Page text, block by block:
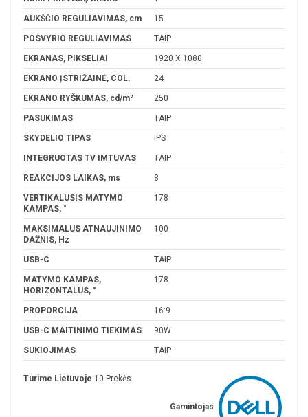
AUKŠČIO REGULIAVIMAS, cm 15
POSVYRIO REGULIAVIMAS TAIP
EKRANAS, PIKSELIAI 1920 X 1080
EKRANO ĮSTRIŽAINĖ, COL. 24
EKRANO RYŠKUMAS, cd/m² 250
PASUKIMAS TAIP
SKYDELIO TIPAS IPS
INTEGRUOTAS TV IMTUVAS TAIP
REAKCIJOS LAIKAS, ms 8
VERTIKALUSIS MATYMO
KAMPAS, °
178
MAKSIMALUS ATNAUJINIMO
DAŽNIS, Hz
100
USB-C TAIP
MATYMO KAMPAS,
HORIZONTALUS, °
178
PROPORCIJA 16:9
USB-C MAITINIMO TIEKIMAS 90W
SUKIOJIMAS TAIP
Gamintojas
Turime Lietuvoje 10 Prekės